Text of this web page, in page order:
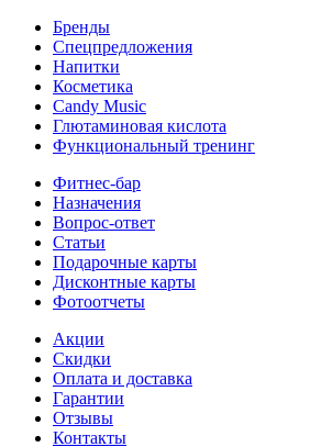
Бренды
Спецпредложения
Напитки
Косметика
Candy Music
Глютаминовая кислота
Функциональный тренинг
Фитнес-бар
Назначения
Вопрос-ответ
Статьи
Подарочные карты
Дисконтные карты
Фотоотчеты
Акции
Скидки
Оплата и доставка
Гарантии
Отзывы
Контакты